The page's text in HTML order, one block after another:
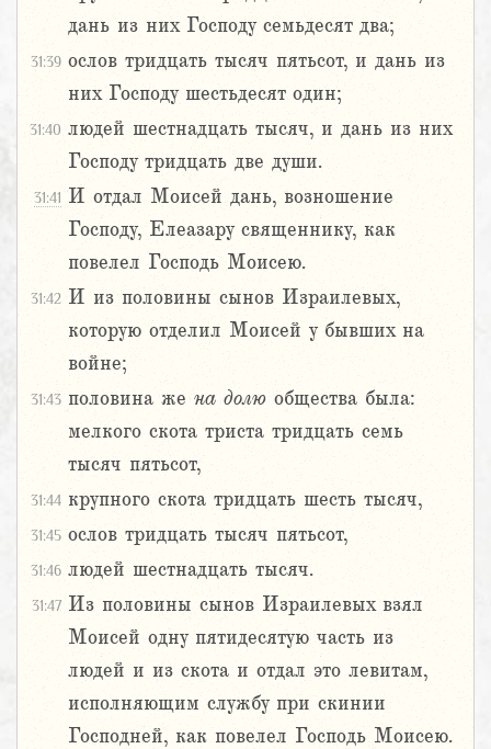
дань из них Господу семьдесят два;
31:39 ослов тридцать тысяч пятьсот, и дань из
них Господу шестьдесят один;
31:40 людей шестнадцать тысяч, и дань из них
Господу тридцать две души.
31:41 И отдал Моисей дань, возношение
Господу, Елеазару священнику, как
повелел Господь Моисею.
31:42 И из половины сынов Израилевых,
которую отделил Моисей у бывших на
войне;
31:43 половина же на долю общества была:
мелкого скота триста тридцать семь
тысяч пятьсот,
31:44 крупного скота тридцать шесть тысяч,
31:45 ослов тридцать тысяч пятьсот,
31:46 людей шестнадцать тысяч.
31:47 Из половины сынов Израилевых взял
Моисей одну пятидесятую часть из
людей и из скота и отдал это левитам,
исполняющим службу при скинии
Господней, как повелел Господь Моисею.